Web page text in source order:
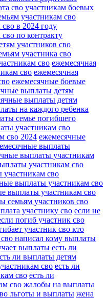
сво участникам боевых
участникам сво
в 2024 году
по контракту
участников сво
участника сво
сво ежемесячная
сво ежемесячная
ежемесячные боевые
выплаты детям
выплаты детям
на каждого ребенка
семье погибшего
участникам сво
сво 2024 ежемесячные
выплаты
выплаты участникам
участникам сво
сво
выплаты участникам сво
выплаты участникам сво
семьям участников сво
участнику сво если не
погиб участник сво
участник сво кто
сво написал кому выплаты
выплаты есть ли
ли выплаты детям
сво есть ли
сво есть ли
сво жалобы на выплаты
льготы и выплаты жена